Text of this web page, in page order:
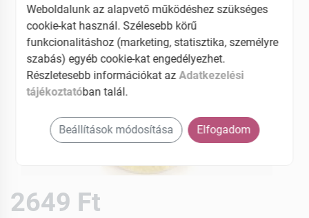
2649 Ft
Weboldalunk az alapvető működéshez szükséges
cookie-kat használ. Szélesebb körű
funkcionalitáshoz (marketing, statisztika, személyre
szabás) egyéb cookie-kat engedélyezhet.
Részletesebb információkat az Adatkezelési
tájékoztatóban talál.
Beállítások módosítása Elfogadom